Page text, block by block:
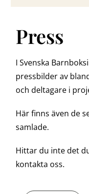
Press
I Svenska
pressbilder av
och deltagare i
Här finns även de
samlade.
Hittar du inte det
kontakta oss.